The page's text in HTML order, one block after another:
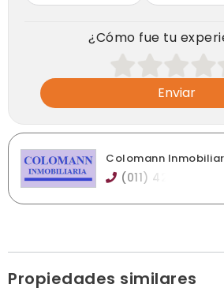
¿Cómo fue tu
Enviar
Colomann
(011) 42
Ver publicaciones de la
Propiedades similares